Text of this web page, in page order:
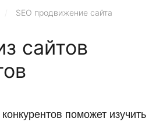
SEO продвижение сайта
сайтов
поможет изучить